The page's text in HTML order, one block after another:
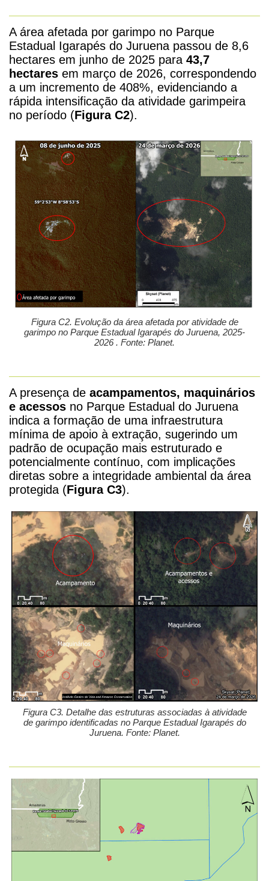
A área afetada por garimpo no Parque
Estadual Igarapés do Juruena passou de 8,6
hectares em junho de 2025 para 43,7
hectares em março de 2026, correspondendo
a um incremento de 408%, evidenciando a
rápida intensificação da atividade garimpeira
no período (Figura C2).
Figura C2. Evolução da área afetada por atividade de
garimpo no Parque Estadual Igarapés do Juruena, 2025-
2026 . Fonte: Planet.
A presença de acampamentos, maquinários
e acessos no Parque Estadual do Juruena
indica a formação de uma infraestrutura
mínima de apoio à extração, sugerindo um
padrão de ocupação mais estruturado e
potencialmente contínuo, com implicações
diretas sobre a integridade ambiental da área
protegida (Figura C3).
Figura C3. Detalhe das estruturas associadas à atividade
de garimpo identificadas no Parque Estadual Igarapés do
Juruena. Fonte: Planet.